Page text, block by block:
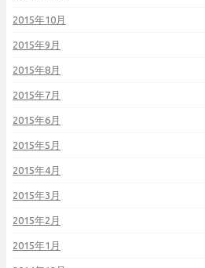
2015年10月
2015年9月
2015年8月
2015年7月
2015年6月
2015年5月
2015年4月
2015年3月
2015年2月
2015年1月